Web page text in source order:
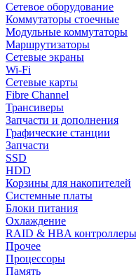
Сетевое оборудование
Коммутаторы стоечные
Модульные коммутаторы
Маршрутизаторы
Сетевые экраны
Wi-Fi
Сетевые карты
Fibre Channel
Трансиверы
Запчасти и дополнения
Графические станции
Запчасти
SSD
HDD
Корзины для накопителей
Системные платы
Блоки питания
Охлаждение
RAID & HBA контроллеры
Прочее
Процессоры
Память